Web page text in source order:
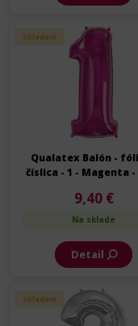
Skladom
Qualatex Balón -
číslica - 1 - Magenta -
9,40 €
Na sklade
Detail
Skladom